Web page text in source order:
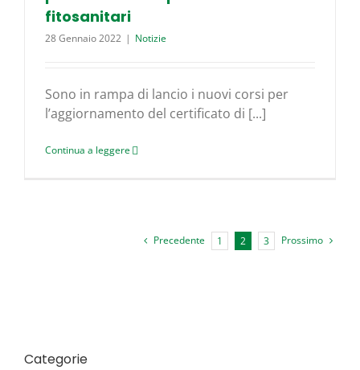
fitosanitari
28 Gennaio 2022 | Notizie
Sono in rampa di lancio i nuovi corsi per
l’aggiornamento del certificato di [...]
Continua a leggere
Precedente 1 2 3 Prossimo
Categorie